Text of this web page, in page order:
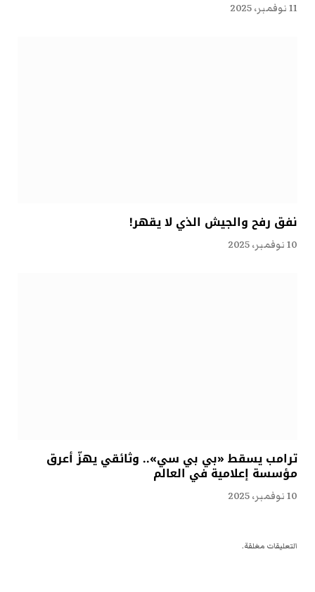
11 نوفمبر، 2025
نفق رفح والجيش الذي لا يقهر!
10 نوفمبر، 2025
ترامب يسقط «بي بي سي».. وثائقي يهزّ أعرق
مؤسسة إعلامية في العالم
10 نوفمبر، 2025
التعليقات مغلقة.